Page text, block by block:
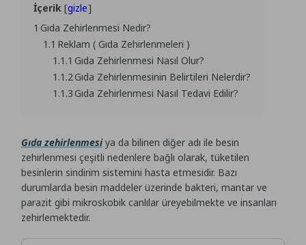
İçerik gizle
1 Gıda Zehirlenmesi Nedir?
1.1 Reklam ( Gıda Zehirlenmeleri )
1.1.1 Gıda Zehirlenmesi Nasıl Olur?
1.1.2Gıda Zehirlenmesinin Belirtileri Nelerdir?
1.1.3 Gıda Zehirlenmesi Nasıl Tedavi Edilir?
Gıda zehirlenmesiya da bilinen diğer adı ile besin
zehirlenmesi çeşitli nedenlere bağlı olarak, tüketilen
besinlerin sindirim sistemini hasta etmesidir. Bazı
durumlarda besin maddeler üzerinde bakteri, mantar ve
parazit gibi mikroskobik canlılar üreyebilmekte ve insanları
zehirlemektedir.